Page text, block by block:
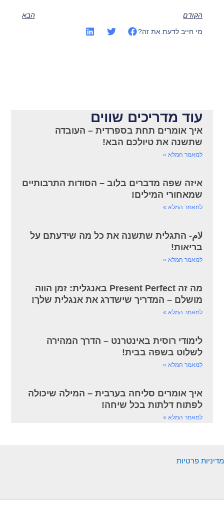
הקודם הבא
מי חייב לדעת את זה?
עוד מדריכים שווים
איך אומרים תחת בספרדית – העובדה
שתשנה את טיולכם הבא!
למאמר המלא »
איזה שפה מדברים בלוב – הסודות התרבותיים
שמאחורי המילים!
למאמר המלא »
لام- התגלית שתשנה את כל מה שידעתם על
בריאות!
למאמר המלא »
מה זה Present Perfect באנגלית: זמן הווה
מושלם – המדריך שישדרג את אנגלית שלך!
למאמר המלא »
לימודי רוסית באינטרנט – הדרך המהירה
לשלוט בשפה בבית!
למאמר המלא »
איך אומרים סליחה בערבית – המילה שיכולה
לפתוח דלתות בכל שיחה!
למאמר המלא »
מדיניות פרטיות